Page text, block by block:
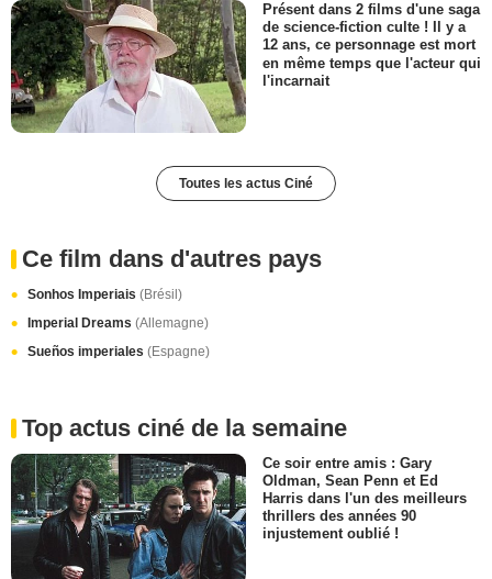
Présent dans 2 films d'une saga
de science-fiction culte ! Il y a
12 ans, ce personnage est mort
en même temps que l'acteur qui
l'incarnait
Toutes les actus Ciné
Ce film dans d'autres pays
Sonhos Imperiais (Brésil)
Imperial Dreams (Allemagne)
Sueños imperiales (Espagne)
Top actus ciné de la semaine
Ce soir entre amis : Gary
Oldman, Sean Penn et Ed
Harris dans l'un des meilleurs
thrillers des années 90
injustement oublié !